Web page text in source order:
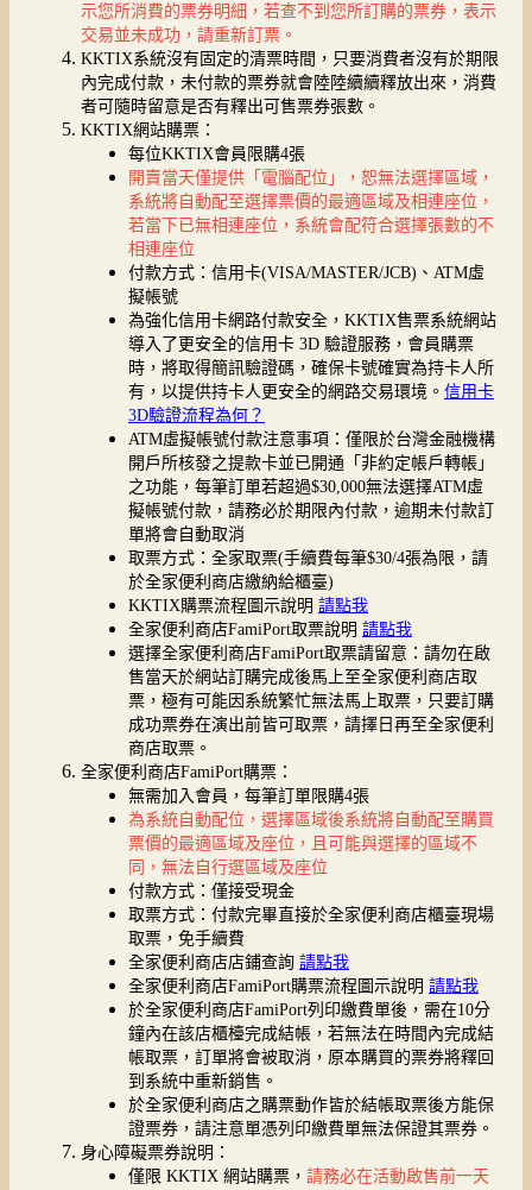
示您所消費的票券明細，若查不到您所訂購的票券，表示
交易並未成功，請重新訂票。
KKTIX系統沒有固定的清票時間，只要消費者沒有於期限
內完成付款，未付款的票券就會陸陸續續釋放出來，消費
者可隨時留意是否有釋出可售票券張數。
KKTIX網站購票：
每位KKTIX會員限購4張
開賣當天僅提供「電腦配位」，恕無法選擇區域，
系統將自動配至選擇票價的最適區域及相連座位，
若當下已無相連座位，系統會配符合選擇張數的不
相連座位
付款方式：信用卡(VISA/MASTER/JCB)、ATM虛
擬帳號
為強化信用卡網路付款安全，KKTIX售票系統網站
導入了更安全的信用卡 3D 驗證服務，會員購票
時，將取得簡訊驗證碼，確保卡號確實為持卡人所
有，以提供持卡人更安全的網路交易環境。 信用卡
3D驗證流程為何？
ATM虛擬帳號付款注意事項：僅限於台灣金融機構
開戶所核發之提款卡並已開通「非約定帳戶轉帳」
之功能，每筆訂單若超過$30,000無法選擇ATM虛
擬帳號付款，請務必於期限內付款，逾期未付款訂
單將會自動取消
取票方式：全家取票(手續費每筆$30/4張為限，請
於全家便利商店繳納給櫃臺)
KKTIX購票流程圖示說明 請點我
全家便利商店FamiPort取票說明 請點我
選擇全家便利商店FamiPort取票請留意：請勿在啟
售當天於網站訂購完成後馬上至全家便利商店取
票，極有可能因系統繁忙無法馬上取票，只要訂購
成功票券在演出前皆可取票，請擇日再至全家便利
商店取票。
全家便利商店FamiPort購票：
無需加入會員，每筆訂單限購4張
為系統自動配位，選擇區域後系統將自動配至購買
票價的最適區域及座位，且可能與選擇的區域不
同，無法自行選區域及座位
付款方式：僅接受現金
取票方式：付款完畢直接於全家便利商店櫃臺現場
取票，免手續費
全家便利商店店鋪查詢 請點我
全家便利商店FamiPort購票流程圖示說明 請點我
於全家便利商店FamiPort列印繳費單後，需在10分
鐘內在該店櫃檯完成結帳，若無法在時間內完成結
帳取票，訂單將會被取消，原本購買的票券將釋回
到系統中重新銷售。
於全家便利商店之購票動作皆於結帳取票後方能保
證票券，請注意單憑列印繳費單無法保證其票券。
身心障礙票券說明：
僅限 KKTIX 網站購票， 請務必在活動啟售前一天